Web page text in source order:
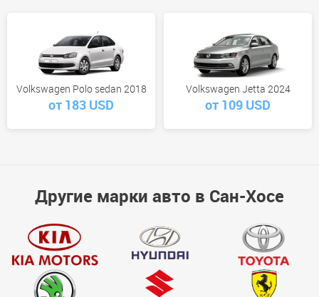
Volkswagen Polo sedan 2018
от 183 USD
Volkswagen Jetta 2024
от 109 USD
Другие марки авто в Сан-Хосе